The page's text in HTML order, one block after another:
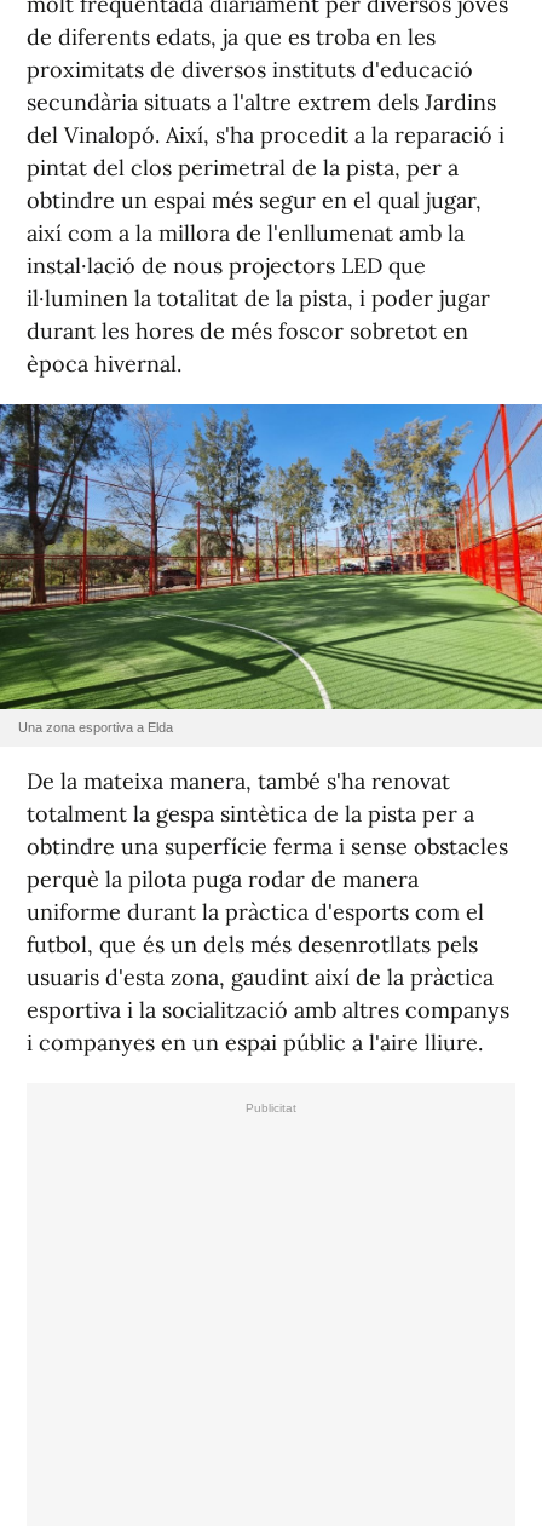
de diferents edats, ja que es troba en les
proximitats de diversos instituts d'educació
secundària situats a l'altre extrem dels Jardins
del Vinalopó. Així, s'ha procedit a la reparació i
pintat del clos perimetral de la pista, per a
obtindre un espai més segur en el qual jugar,
així com a la millora de l'enllumenat amb la
instal·lació de nous projectors LED que
il·luminen la totalitat de la pista, i poder jugar
durant les hores de més foscor sobretot en
època hivernal.
Una zona esportiva a Elda
De la mateixa manera, també s'ha renovat
totalment la gespa sintètica de la pista per a
obtindre una superfície ferma i sense obstacles
perquè la pilota puga rodar de manera
uniforme durant la pràctica d'esports com el
futbol, que és un dels més desenrotllats pels
usuaris d'esta zona, gaudint així de la pràctica
esportiva i la socialització amb altres companys
i companyes en un espai públic a l'aire lliure.